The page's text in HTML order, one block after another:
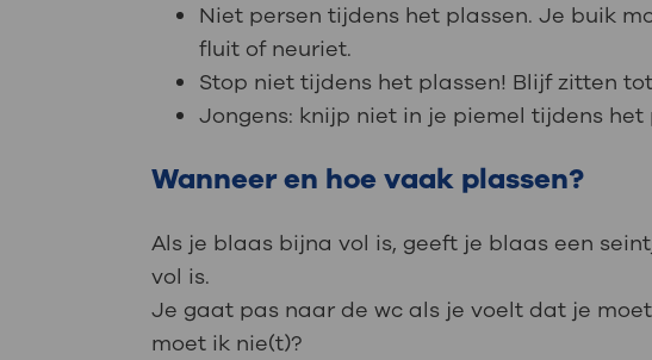
Niet persen tijdens het plassen. Je buik
fluit of neuriet.
Stop niet tijdens het plassen! Blijf zitten
Jongens: knijp niet in je piemel tijdens
Wanneer en hoe vaak plassen?
Als je blaas bijna vol is, geeft je blaas een
vol is.
Je gaat pas naar de wc als je voelt dat je
moet ik nie(t)?